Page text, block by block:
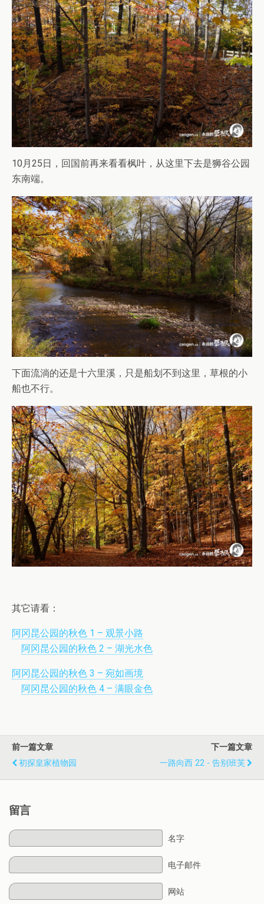
10月25日，回国前再来看看枫叶，从这里下去是狮谷公园
东南端。
下面流淌的还是十六里溪，只是船划不到这里，草根的小
船也不行。
其它请看：
阿冈昆公园的秋色 1 – 观景小路
阿冈昆公园的秋色 2 – 湖光水色
阿冈昆公园的秋色 3 – 宛如画境
阿冈昆公园的秋色 4 – 满眼金色
前一篇文章
初探皇家植物园
下一篇文章
一路向西 22 - 告别班芙
留言
名字
电子邮件
网站